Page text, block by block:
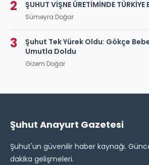
2 ŞUHUT VİŞNE ÜRETİMİNDE
Sümeyra Doğar
3
Şuhut Tek Yürek Oldu: Gökçe
Umutla Doldu
Gizem Doğar
Şuhut Anayurt Gazetesi
Şuhut'un güvenilir haber kaynağı.
dakika gelişmeleri.